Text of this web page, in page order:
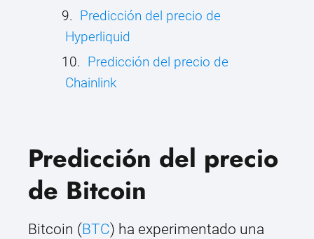
Predicción del precio de
Hyperliquid
Predicción del precio de
Chainlink
Predicción del precio
de Bitcoin
Bitcoin (BTC) ha experimentado una